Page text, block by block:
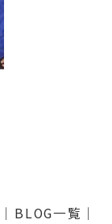
│ BLOG一覧 │